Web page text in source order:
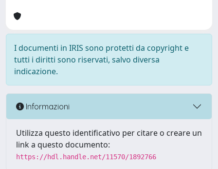
I documenti in IRIS sono protetti da copyright e
tutti i diritti sono riservati, salvo diversa
indicazione.
Informazioni
Utilizza questo identificativo per citare o creare un
link a questo documento:
https://hdl.handle.net/11570/1892766